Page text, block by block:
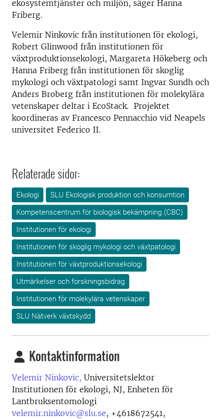
ekosystemtjänster och miljön, säger Hanna
Friberg.
Velemir Ninkovic från institutionen för ekologi,
Robert Glinwood från institutionen för
växtproduktionsekologi, Margareta Hökeberg och
Hanna Friberg från institutionen för skoglig
mykologi och växtpatologi samt Ingvar Sundh och
Anders Broberg från institutionen för molekylära
vetenskaper deltar i EcoStack. Projektet
koordineras av Francesco Pennacchio vid Neapels
universitet Federico II.
Relaterade sidor:
Ekologi
SLU Ekologisk produktion och konsumtion
Kompetenscentrum för biologisk bekämpning (CBC)
Institutionen för ekologi
Institutionen för skoglig mykologi och växtpatologi
Institutionen för växtproduktionsekologi
Utmärkelser och forskningsbidrag
Institutionen för molekylära vetenskaper
SLU Nätverk växtskydd
Kontaktinformation
Velemir Ninkovic, Universitetslektor
Institutionen för ekologi, NJ, Enheten för
Lantbruksentomologi
velemir.ninkovic@slu.se, +4618672541,